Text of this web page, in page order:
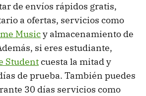
de envíos rápidos gratis,
a ofertas, servicios como
Musicy almacenamiento de
si eres estudiante,
Studentcuesta la mitad y
de prueba. También puedes
30 días servicios como